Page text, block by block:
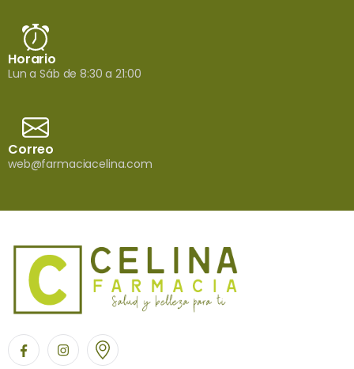
Horario
Lun a Sáb de 8:30 a 21:00
Correo
web@farmaciacelina.com